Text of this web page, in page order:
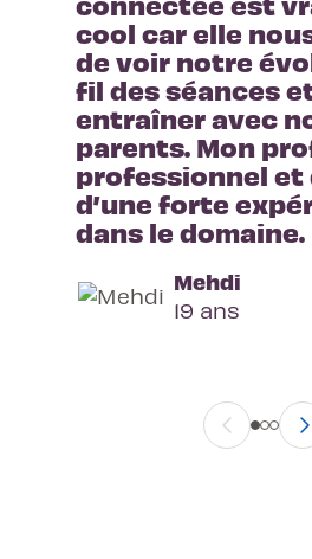
cool car elle
de voir notre
fil des séances
entraîner avec
parents. Mon
professionnel et
d’une forte
dans le domaine.
Mehdi
19 ans